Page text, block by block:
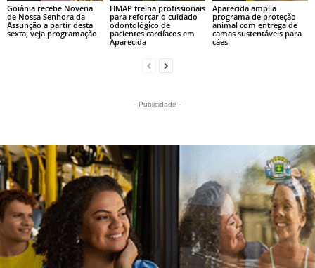
Goiânia recebe Novena
de Nossa Senhora da
Assunção a partir desta
sexta; veja programação
HMAP treina profissionais
para reforçar o cuidado
odontológico de
pacientes cardíacos em
Aparecida
Aparecida amplia
programa de proteção
animal com entrega de
camas sustentáveis para
cães
- Publicidade -